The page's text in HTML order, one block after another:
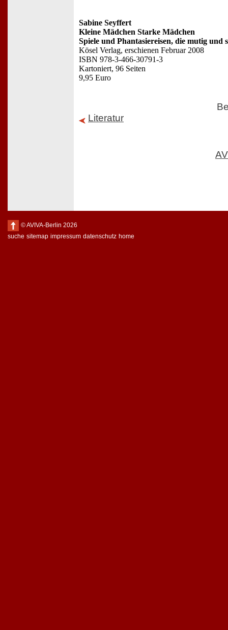
Sabine Seyffert
Kleine Mädchen Starke Mädchen
Spiele und Phantasiereisen, die mutig und
Kösel Verlag, erschienen Februar 2008
ISBN 978-3-466-30791-3
Kartoniert, 96 Seiten
9,95 Euro
Literatur
© AVIVA-Berlin 2026
suche sitemap impressum datenschutz home